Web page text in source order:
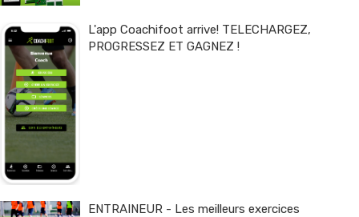
L'app Coachifoot arrive! TELECHARGEZ,
PROGRESSEZ ET GAGNEZ !
ENTRAINEUR - Les meilleurs exercices